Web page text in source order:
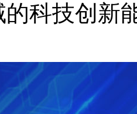
的科技创新